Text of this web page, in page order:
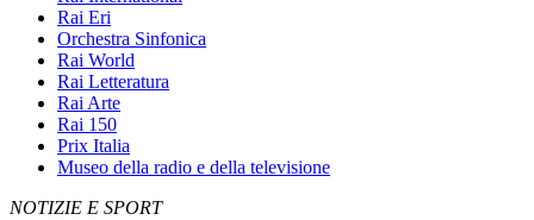
Rai Eri
Orchestra Sinfonica
Rai World
Rai Letteratura
Rai Arte
Rai 150
Prix Italia
Museo della radio e della televisione
NOTIZIE E SPORT